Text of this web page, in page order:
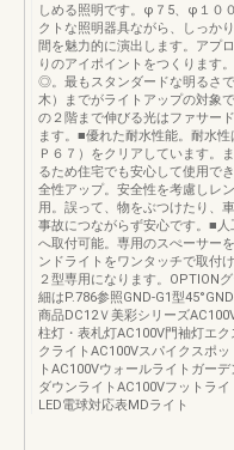
しめる照明です。φ７5、φ１０
クトな照明器具ながら、しっか
間を魅力的に演出します。アプ
りのアイポイントをつくります
◎。最もスタンダードな明るさ
木）までがライトアップの対象
の２階まで伸びる光はファサー
ます。■優れた耐水性能。耐水
Ｐ６７）をクリアしています。
るため住宅でも安心して使用で
全性アップ。安全性を考慮しレ
用。誤って、物をぶつけたり、
事故につながらず安心です。■人
へ取付可能。専用のスぺーサー
ンドライトをワンタッチで取付
２型専用になります。OPTION
細はP.786参照GND-G1型
商品DC12Ｖ美彩シリーズ
柱灯・表札灯AC100V門袖灯エ
クライトAC100Vスパイクスポ
トAC100Vウォールライトガー
ダウンライトAC100Vフットラ
LED電球対応表MDライト